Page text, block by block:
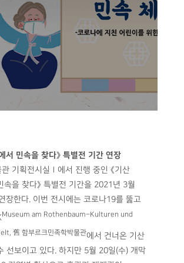
서 민속을 찾다》 특별전 기간 연장
기획전시실Ⅰ에서 진행 중인 《기산
속을 찾다》 특별전 기간을 2021년 3월
장한다. 이번 전시에는 코로나19를 뚫고
Museum am Rothenbaum–Kulturen und
舊 함부르크민족학박물관에서 건너온 기산
선보이고 있다. 하지만 5월 20일(수) 개막